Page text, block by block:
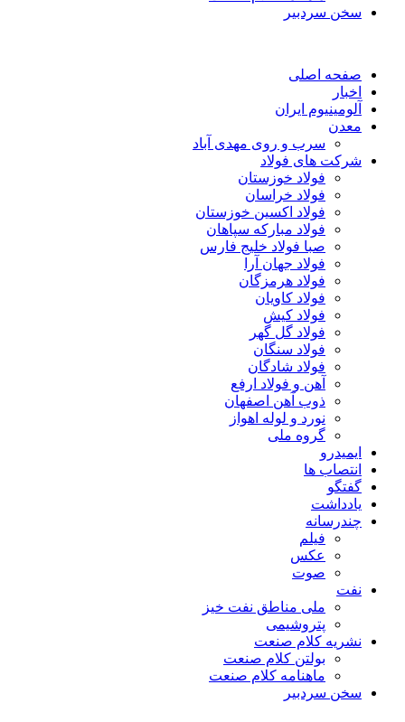
سخن سردبیر
صفحه اصلی
اخبار
آلومینیوم ایران
معدن
سرب و روی مهدی آباد
شرکت های فولاد
فولاد خوزستان
فولاد خراسان
فولاد اکسین خوزستان
فولاد مبارکه سپاهان
صبا فولاد خلیج فارس
فولاد جهان آرا
فولاد هرمزگان
فولاد کاویان
فولاد کیش
فولاد گل گهر
فولاد سنگان
فولاد شادگان
آهن و فولاد ارفع
ذوب آهن اصفهان
نورد و لوله اهواز
گروه ملی
ایمیدرو
انتصاب ها
گفتگو
یادداشت
چندرسانه
فیلم
عکس
صوت
نفت
ملی مناطق نفت خیز
پتروشیمی
نشریه کلام صنعت
بولتن کلام صنعت
ماهنامه کلام صنعت
سخن سردبیر